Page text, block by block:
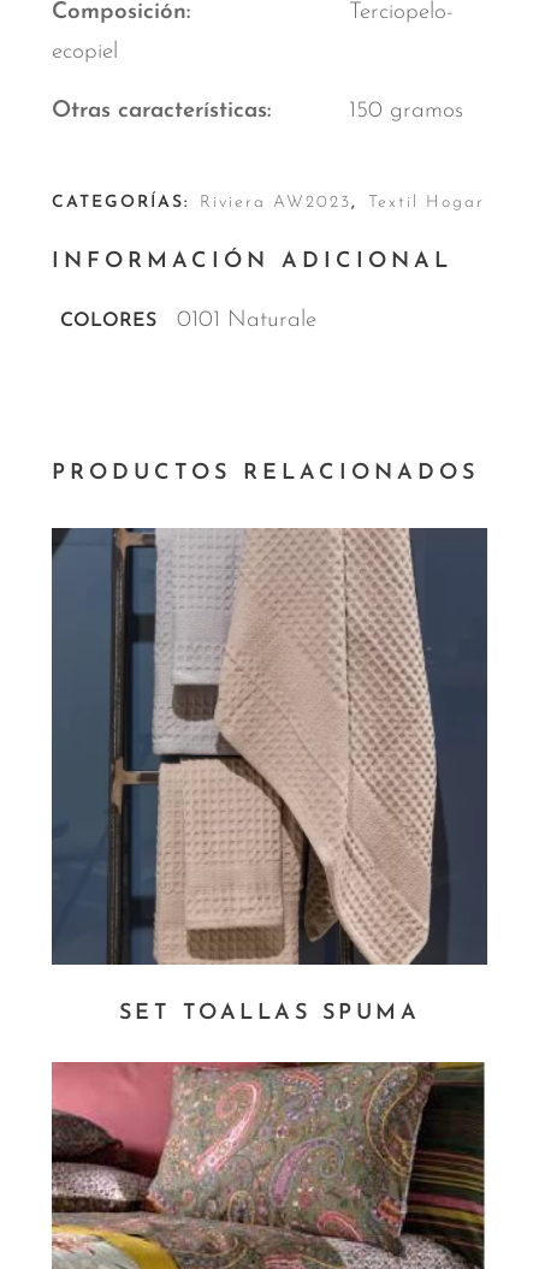
Composición
Terciopelo-
ecopiel
Otras características 150 gramos
CATEGORÍAS: Riviera AW2023, Textil Hogar
INFORMACIÓN ADICIONAL
COLORES 0101 Naturale
PRODUCTOS RELACIONADOS
SET TOALLAS SPUMA